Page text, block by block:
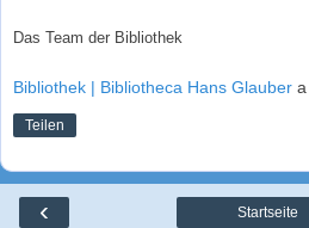
Das Team der Bibliothek
Bibliothek | Bibliotheca Hans Glauber a
Teilen
‹ Startseite